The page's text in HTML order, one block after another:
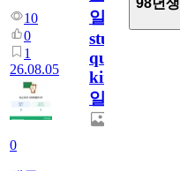
10
0
1
26.08.05
0
일/English
study
quiz
king775
일
98년생